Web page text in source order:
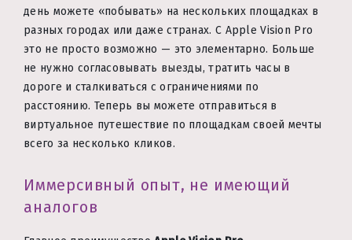
день можете «побывать» на нескольких площадках в
разных городах или даже странах. С Apple Vision Pro
это не просто возможно — это элементарно. Больше
не нужно согласовывать выезды, тратить часы в
дороге и сталкиваться с ограничениями по
расстоянию. Теперь вы можете отправиться в
виртуальное путешествие по площадкам своей мечты
всего за несколько кликов.
Иммерсивный опыт, не имеющий
аналогов